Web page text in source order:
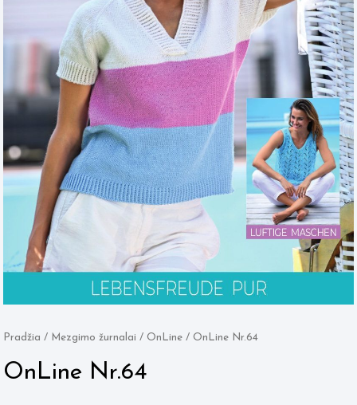
Pradžia / Mezgimo žurnalai / OnLine / OnLine Nr.64
OnLine Nr.64